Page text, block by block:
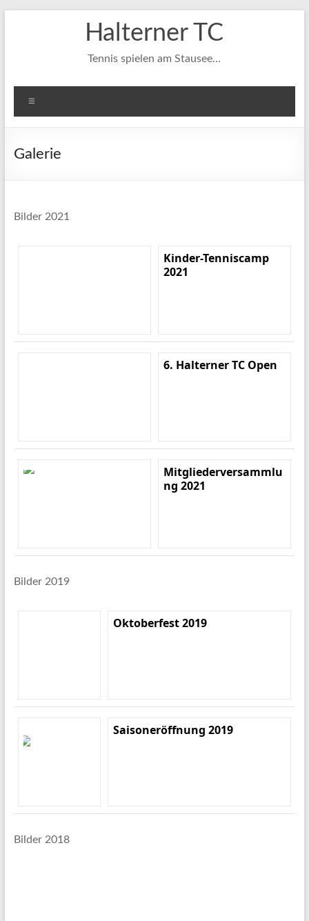
Halterner TC
Tennis spielen am Stausee…
Galerie
Bilder 2021
Kinder-Tenniscamp
2021
6. Halterner TC Open
Mitgliederversammlu
ng 2021
Bilder 2019
Oktoberfest 2019
Saisoneröffnung 2019
Bilder 2018